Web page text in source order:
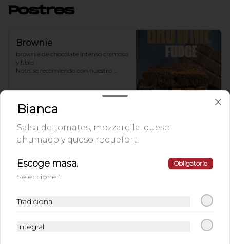
Postres
Brownie
brownie de chocolate intenso cremoso
y tibio
Nota: se recomienda con nuestro
Cinnamon Rolls
2 Rollos de canela recién horneados
New york cookie de
Bianca
Salsa de tomates, mozzarella, queso
ahumado y queso roquefort.
Escoge masa. Obligatorio
Seleccione 1
Tradicional
Integral